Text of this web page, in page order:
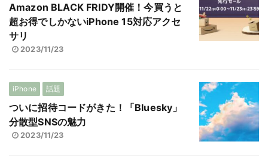
Amazon BLACK FRIDY開催！今買うと
超お得でしかないiPhone 15対応アクセ
サリ
2023/11/23
iPhone 話題
ついに招待コードがきた！「Bluesky」
分散型SNSの魅力
2023/11/23